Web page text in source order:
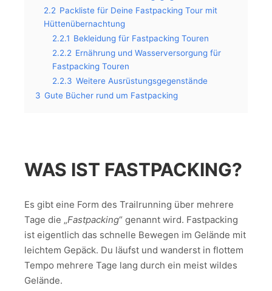
2.2 Packliste für Deine Fastpacking Tour mit
Hüttenübernachtung
2.2.1 Bekleidung für Fastpacking Touren
2.2.2 Ernährung und Wasserversorgung für
Fastpacking Touren
2.2.3 Weitere Ausrüstungsgegenstände
3 Gute Bücher rund um Fastpacking
WAS IST FASTPACKING?
Es gibt eine Form des Trailrunning über mehrere
Tage die „Fastpacking“ genannt wird. Fastpacking
ist eigentlich das schnelle Bewegen im Gelände mit
leichtem Gepäck. Du läufst und wanderst in flottem
Tempo mehrere Tage lang durch ein meist wildes
Gelände.